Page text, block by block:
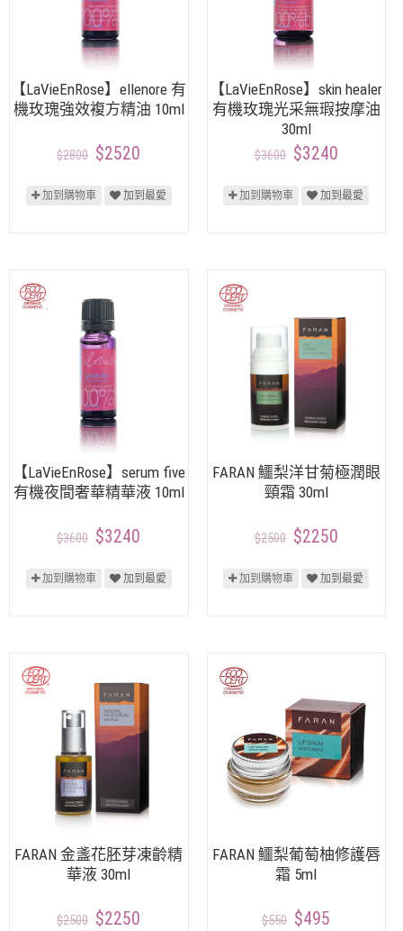
【LaVieEnRose】ellenore 有
機玫瑰強效複方精油 10ml
$2800 $2520
加到購物車 加到最愛
【LaVieEnRose】skin healer
有機玫瑰光采無瑕按摩油
30ml
$3600 $3240
加到購物車 加到最愛
【LaVieEnRose】serum five
有機夜間奢華精華液 10ml
$3600 $3240
加到購物車 加到最愛
FARAN 鱷梨洋甘菊極潤眼
頸霜 30ml
$2500 $2250
加到購物車 加到最愛
FARAN 金盞花胚芽凍齡精
華液 30ml
$2500 $2250
FARAN 鱷梨葡萄柚修護唇
霜 5ml
$550 $495